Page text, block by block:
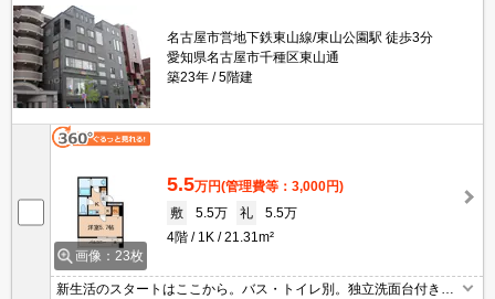
名古屋市営地下鉄東山線/東山公園駅 徒歩3分
愛知県名古屋市千種区東山通
築23年
5階建
画像：23枚
5.5万円(管理費等：3,000円)
敷
5.5万 礼
5.5万
4階
1K 21.31m²
新生活のスタートはここから。バス・トイレ別。独立洗面台付き。